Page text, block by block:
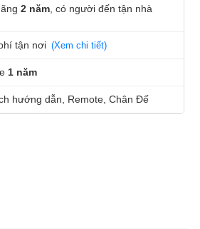
2 năm , có người đến tận nhà
tận nơi (Xem chi tiết)
1 năm
hướng dẫn, Remote, Chân Đế